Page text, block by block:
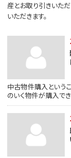
産とお取り引きいた
いただきます。
中古物件購入という
のいく物件が購入で
たのには大変驚きま
ポイントが高かったです